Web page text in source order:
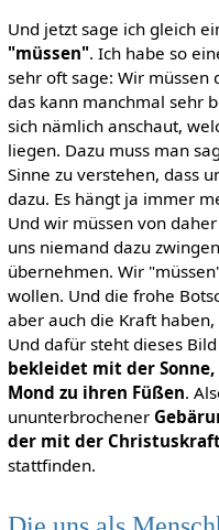
Und jetzt sage ich gleich
"müssen". Ich habe so
sehr oft sage: Wir müssen
das kann manchmal sehr
sich nämlich anschaut,
liegen. Dazu muss man
Sinne zu verstehen, dass
dazu. Es hängt ja immer
Und wir müssen von
uns niemand dazu
übernehmen. Wir
wollen. Und die frohe
aber auch die Kraft
Und dafür steht dieses
bekleidet mit der
Mond zu ihren Füßen.
ununterbrochener
der mit der
stattfinden.